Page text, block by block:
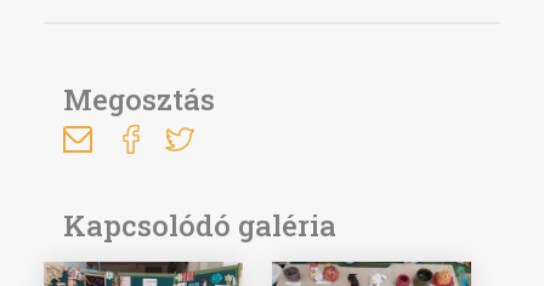
Megosztás
Kapcsolódó galéria